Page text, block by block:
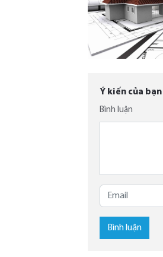
Ý kiến của bạn
Bình luận
Bình luận